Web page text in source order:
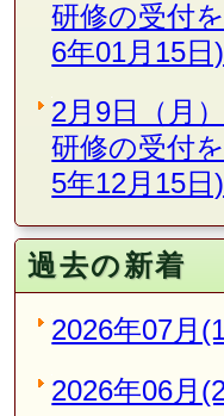
研修の受付
6年01月15日)
2月9日（月
研修の受付
5年12月15日)
過去の新着
2026年07月
2026年06月